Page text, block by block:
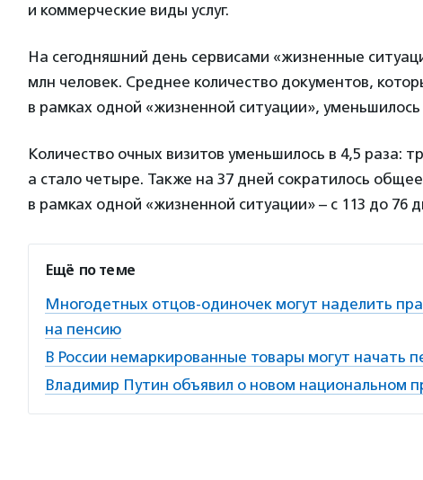
и коммерческие виды услуг.
На сегодняшний день сервисами «жизненные
млн человек. Среднее количество документов,
в рамках одной «жизненной ситуации», уменьшилось
Количество очных визитов уменьшилось в 4,5 раза:
а стало четыре. Также на 37 дней сократилось общее
в рамках одной «жизненной ситуации» – с 113 до 76
Ещё по теме
Многодетных отцов-одиночек могут наделить
на пенсию
В России немаркированные товары могут начать
Владимир Путин объявил о новом национальном